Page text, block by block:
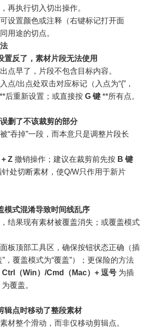
再执行切入切出操作。
设置颜色或注释（右键标记打开面
用途的切点。
置反了，素材片段无法使用
点早了，片段不包含目标内容。
点/出点处双击对应标记（入点为“{”，
后重新设置；或直接按 G 键 **所有点。
删了不该裁剪的部分
“吞掉”一段，而本意只是调整片段长
Z 撤销操作；建议在裁剪前先按 B 键
针处切断素材，使Q/W只作用于新片
模式混淆导致时间线乱序
结果现有素材被覆盖消失；或覆盖模式
板顶部工具区，确保按钮状态正确（插
”，覆盖模式为“覆盖”）；更保险的方法
Ctrl（Win）/Cmd（Mac）+ 逗号 为插
为覆盖。
辑点时移动了整段素材
材整个滑动，而非仅移动剪辑点。